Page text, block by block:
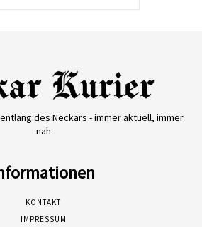
des Neckars - immer aktuell, immer
nah
KONTAKT
IMPRESSUM